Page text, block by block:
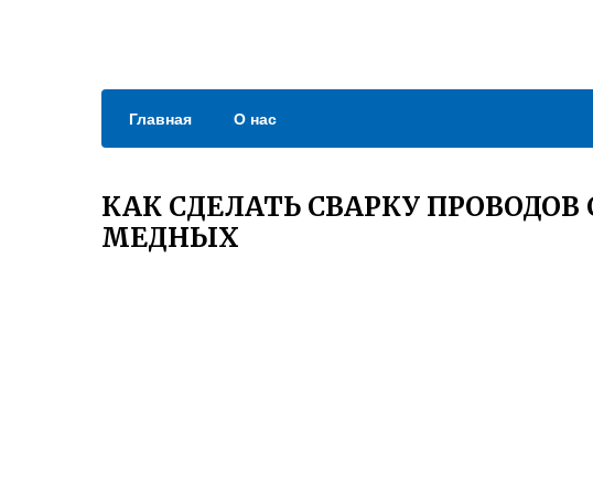
Главная О нас
КАК СДЕЛАТЬ СВАРКУ
МЕДНЫХ